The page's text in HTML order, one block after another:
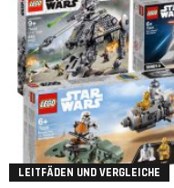
LEITFÄDEN UND VERGLEICHE